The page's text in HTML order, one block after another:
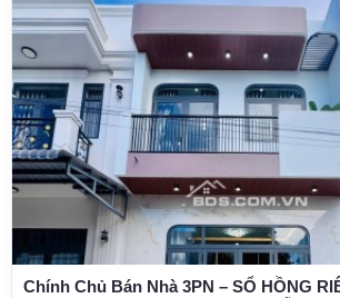
Chính Chủ Bán Nhà 3PN – SỔ HỒNG